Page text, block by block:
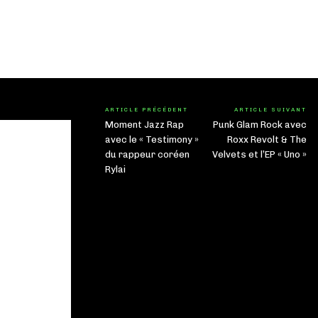
ARTICLE PRÉCÉDENT
Moment Jazz Rap
avec le « Testimony »
du rappeur coréen
Rylai
ARTICLE SUIVANT
Punk Glam Rock avec
Roxx Revolt & The
Velvets et l’EP « Uno »